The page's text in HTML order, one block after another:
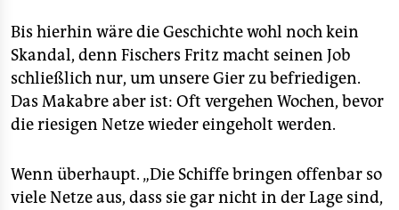
Bis hierhin wäre die Geschichte wohl noch kein
Skandal, denn Fischers Fritz macht seinen Job
schließlich nur, um unsere Gier zu befriedigen.
Das Makabre aber ist: Oft vergehen Wochen, bevor
die riesigen Netze wieder eingeholt werden.
Wenn überhaupt. „Die Schiffe bringen offenbar so
viele Netze aus, dass sie gar nicht in der Lage sind,